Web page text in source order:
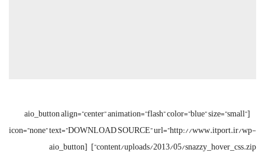
[aio_button align=”center” animation=”flash” color=”blue” size=”small”
icon=”none” text=”DOWNLOAD SOURCE” url=”http://www.itport.ir/wp-
content/uploads/2013/05/snazzy_hover_css.zip”] [aio_button